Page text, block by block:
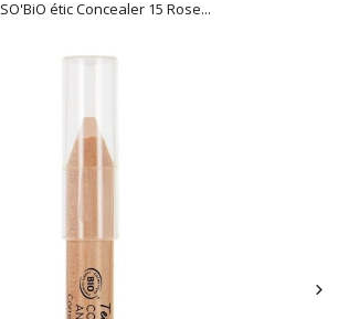
SO'BiO étic Concealer 15 Rose...